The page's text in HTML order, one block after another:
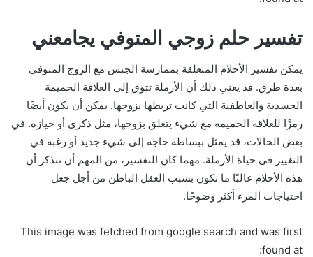
تفسير حلم زوجي المتوفي يجامعني
يمكن تفسير الأحلام المتعلقة بممارسة الجنس مع الزوج المتوفى
بعدة طرق. قد يعني ذلك أن الأرملة تتوق إلى العلاقة الحميمة
الجسدية والعاطفية التي كانت تربطها بزوجها. يمكن أن يكون أيضًا
رمزًا للعلاقة الحميمة مع شيء يتعلق بزوجها، مثل ذكرى أو حيازة. في
بعض الحالات، قد يمثل ببساطة حاجة إلى شيء جديد أو رغبة في
التغيير في حياة الأرملة. مهما كان التفسير، من المهم أن تتذكر أن
هذه الأحلام غالبًا ما تكون بسبب العقل الباطن من أجل جعل
احتياجات المرء أكثر وضوحًا.
This image was fetched from google search and was first
found at: